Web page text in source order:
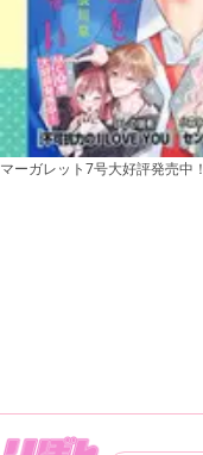
マーガレット7号大好評発売中！